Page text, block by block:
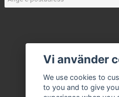
Vi använder
We use cookies to
to you and to give